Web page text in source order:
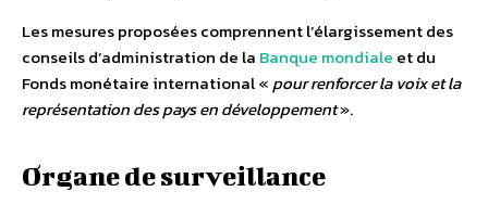
Les mesures proposées comprennent l’élargissement des
conseils d’administration de la Banque mondiale et du
Fonds monétaire international «pour renforcer la voix et la
représentation des pays en développement».
Organe de surveillance